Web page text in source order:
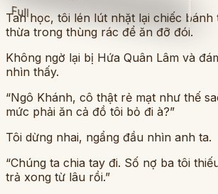
Full
Tan học, tôi lén lút nhặt lại chiếc
thừa trong thùng rác để ăn đỡ đói.
Không ngờ lại bị Hứa Quân Lâm và
nhìn thấy.
“Ngô Khánh, cô thật rẻ mạt như thế
mức phải ăn cả đồ tôi bỏ đi à?”
Tôi dừng nhai, ngẩng đầu nhìn anh ta.
“Chúng ta chia tay đi. Số nợ ba tôi
trả xong từ lâu rồi.”